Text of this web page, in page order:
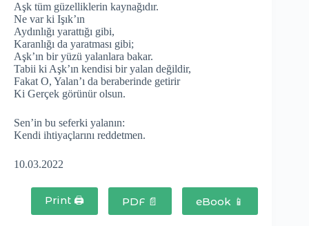
Aşk tüm güzelliklerin kaynağıdır.
Ne var ki Işık’ın
Aydınlığı yarattığı gibi,
Karanlığı da yaratması gibi;
Aşk’ın bir yüzü yalanlara bakar.
Tabii ki Aşk’ın kendisi bir yalan değildir,
Fakat O, Yalan’ı da beraberinde getirir
Ki Gerçek görünür olsun.
Sen’in bu seferki yalanın:
Kendi ihtiyaçlarını reddetmen.
10.03.2022
Print 🖨 PDF 📄 eBook 📱